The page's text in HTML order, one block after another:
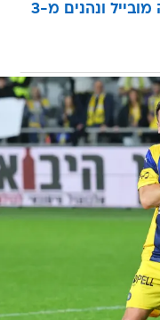
עוברים עכשיו לוואלה מובייל ונהנים מ-3